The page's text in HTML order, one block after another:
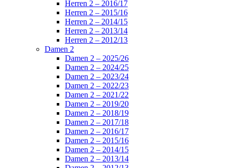
Herren 2 – 2016/17
Herren 2 – 2015/16
Herren 2 – 2014/15
Herren 2 – 2013/14
Herren 2 – 2012/13
Damen 2
Damen 2 – 2025/26
Damen 2 – 2024/25
Damen 2 – 2023/24
Damen 2 – 2022/23
Damen 2 – 2021/22
Damen 2 – 2019/20
Damen 2 – 2018/19
Damen 2 – 2017/18
Damen 2 – 2016/17
Damen 2 – 2015/16
Damen 2 – 2014/15
Damen 2 – 2013/14